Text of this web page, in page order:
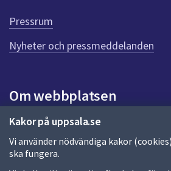
Kakor på uppsala.se
Vi använder nödvändiga kakor
ska fungera.
e
n
n
a
d
a
Pressrum
Nyheter och pressmeddelanden
Om webbplatsen
Om webbplatsen
Allmänna handlingar och diarium
Behandling av personuppgifter